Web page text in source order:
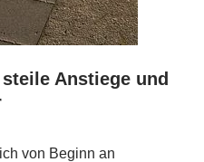
Anstiege und
von Beginn an